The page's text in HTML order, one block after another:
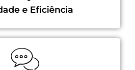
e Eficiência